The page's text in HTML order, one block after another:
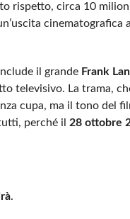
rispetto, circa 10
il grande Frank
televisivo. La trama,
cupa, ma il tono del
perché il 28 ottobre
.